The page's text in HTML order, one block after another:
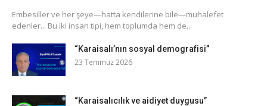
​Embesiller ve her şeye—hatta kendilerine bile—muhalefet
edenler... Bu iki insan tipi, hem toplumda hem de...
“Karaisalı’nın sosyal demografisi”
23 Temmuz 2026
“Karaisalıcılık ve aidiyet duygusu”